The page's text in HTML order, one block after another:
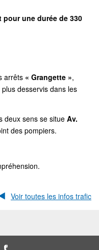
pour une durée de 330
arrêts « Grangette »,
desservis dans les
deux sens se situe Av.
des pompiers.
Voir toutes les infos trafic